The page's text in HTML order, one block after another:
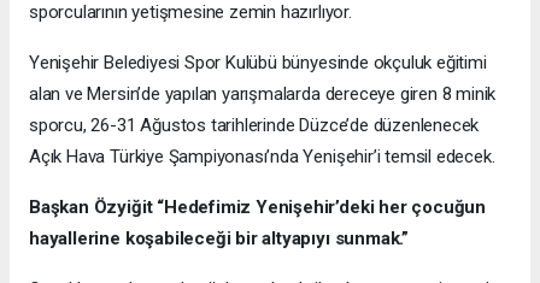
sporcularının yetişmesine zemin hazırlıyor.
Yenişehir Belediyesi Spor Kulübü bünyesinde okçuluk eğitimi
alan ve Mersin’de yapılan yarışmalarda dereceye giren 8 minik
sporcu, 26-31 Ağustos tarihlerinde Düzce’de düzenlenecek
Açık Hava Türkiye Şampiyonası’nda Yenişehir’i temsil edecek.
Başkan Özyiğit “Hedefimiz Yenişehir’deki her çocuğun
hayallerine koşabileceği bir altyapıyı sunmak.”